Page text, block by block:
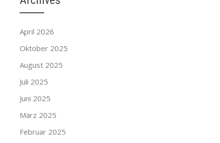
April 2026
Oktober 2025
August 2025
Juli 2025
Juni 2025
März 2025
Februar 2025